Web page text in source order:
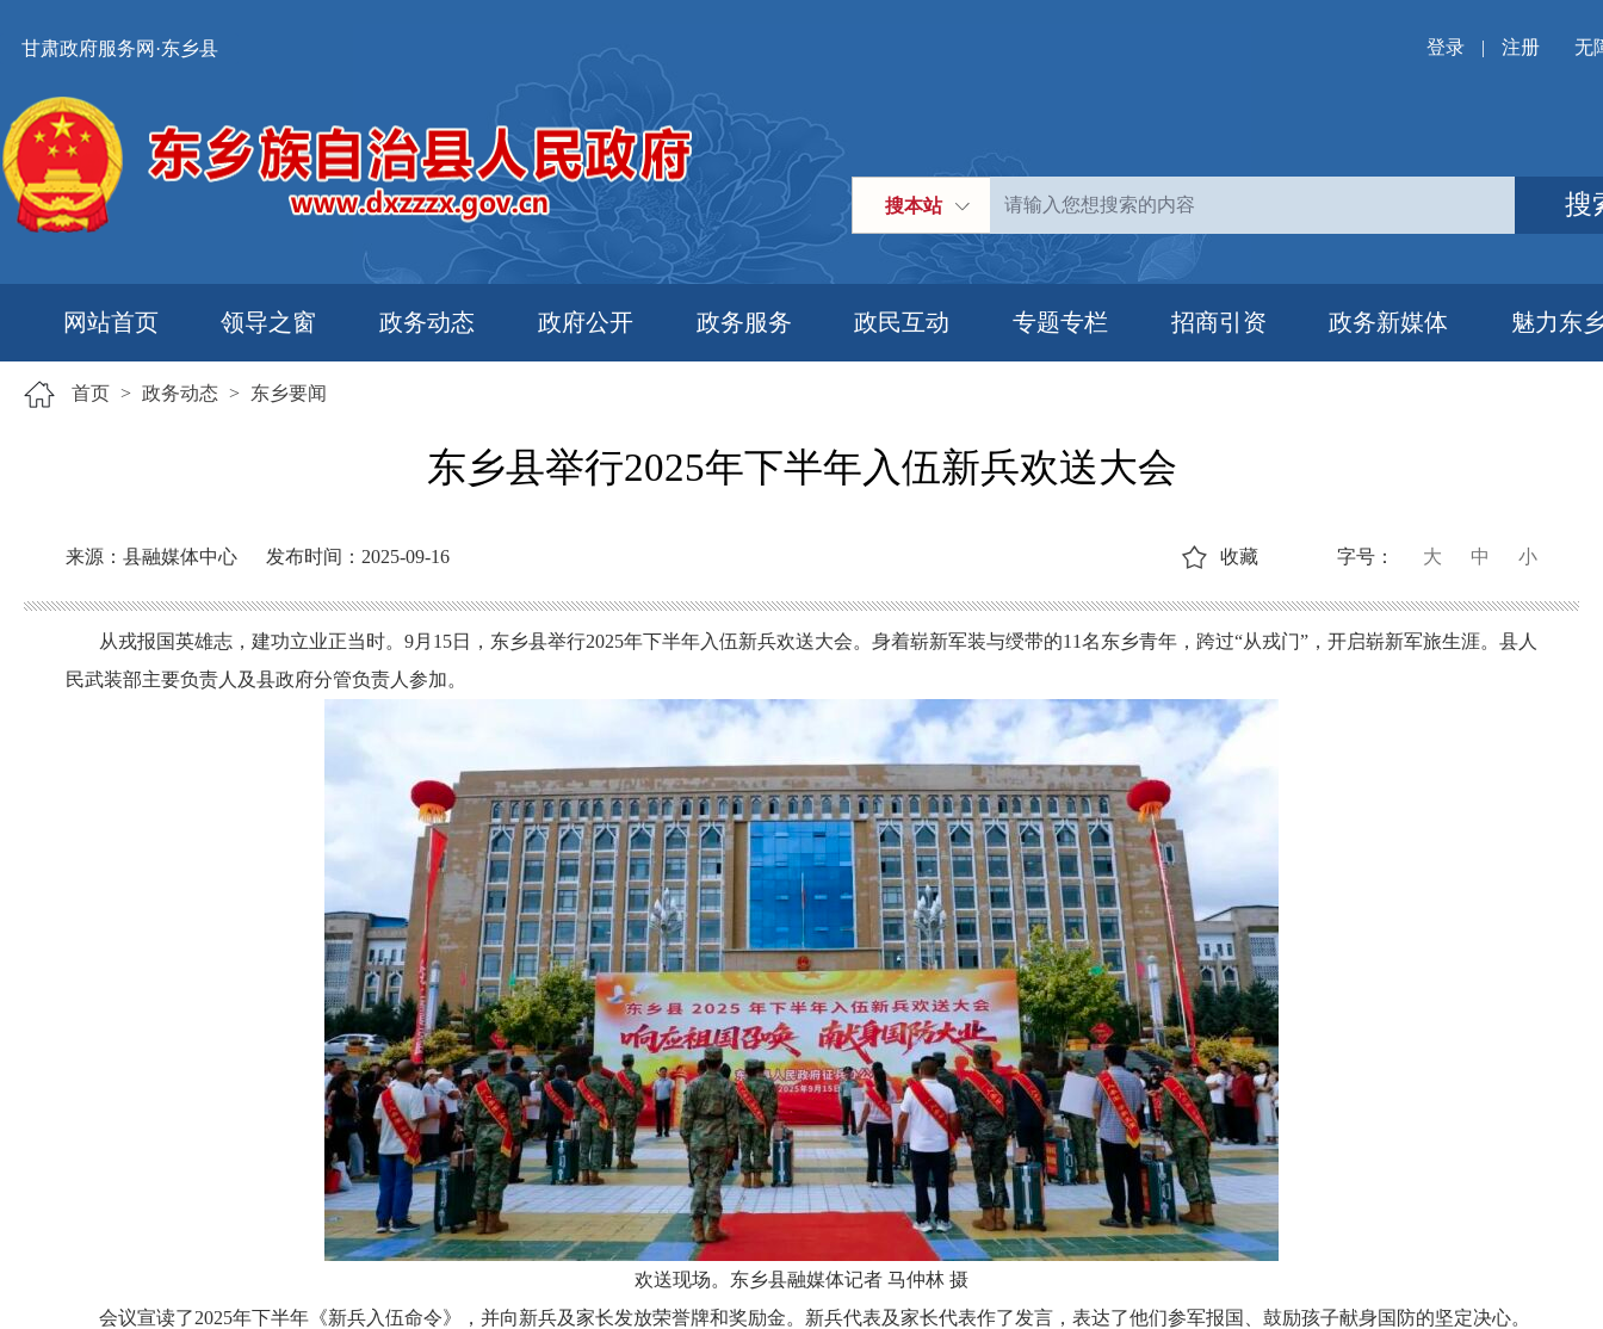
甘肃政府服务网·东乡县 登录 | 注册 无
搜本站 搜
网站首页 领导之窗 政务动态 政府公开 政务服务 政民互动 专题专栏 招商引资 政务新媒体 魅力东
首页 > 政务动态 > 东乡要闻
东乡县举行2025年下半年入伍新兵欢送大会
来源：县融媒体中心 发布时间：2025-09-16 字号： 大 中 小
收藏
从戎报国英雄志，建功立业正当时。 9月15日，东乡县举行2025年下半年入伍新兵欢送大会。身着崭新军装与绶带的11名东乡青年，跨过“从戎门”，开启崭新军旅生涯。县人
民武装部主要负责人及县政府分管负责人参加。
欢送现场。东乡县融媒体记者 马仲林 摄
会议宣读了2025年下半年《新兵入伍命令》，并向新兵及家长发放荣誉牌和奖励金。新兵代表及家长代表作了发言，表达了他们参军报国、鼓励孩子献身国防的坚定决心。